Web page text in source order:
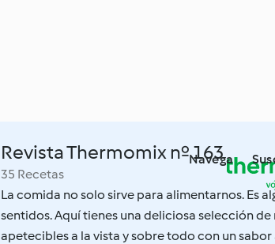
Navega
Revista Thermomix nº 163
35 Recetas
La comida no solo sirve para alimentarnos. Es
sentidos. Aquí tienes una deliciosa selección
apetecibles a la vista y sobre todo con un